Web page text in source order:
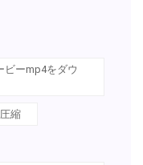
ビーmp4をダウ
縮